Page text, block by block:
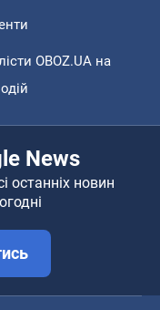
OBOZ.UA на
News
останніх новин